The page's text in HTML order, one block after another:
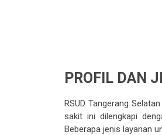
PROFIL DAN
RSUD Tangerang
sakit ini dilengkapi
Beberapa jenis layanan